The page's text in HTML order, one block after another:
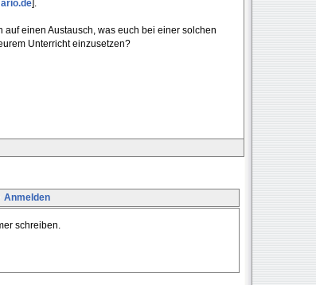
].
einen Austausch, was euch bei einer solchen
Unterricht einzusetzen?
Anmelden
schreiben.